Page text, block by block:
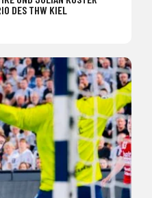
DES THW KIEL